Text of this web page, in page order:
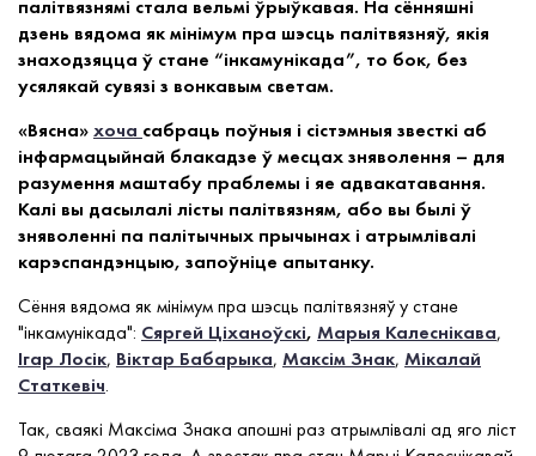
палітвязнямі стала вельмі ўрыўкавая. На сённяшні
дзень вядома як мінімум пра шэсць палітвязняў, якія
знаходзяцца ў стане “інкамунікада”, то бок, без
усялякай сувязі з вонкавым светам.
«Вясна»хоча сабраць поўныя і сістэмныя звесткі аб
інфармацыйнай блакадзе ў месцах зняволення – для
разумення маштабу праблемы і яе адвакатавання.
Калі вы дасылалі лісты палітвязням, або вы былі ў
зняволенні па палітычных прычынах і атрымлівалі
карэспандэнцыю, запоўніце апытанку.
Сёння вядома як мінімум пра шэсць палітвязняў у стане
"інкамунікада": Сяргей Ціханоўскі, Марыя Калеснікава,
Ігар Лосік, Віктар Бабарыка, Максім Знак, Мікалай
Статкевіч.
Так, сваякі Максіма Знака апошні раз атрымлівалі ад яго ліст